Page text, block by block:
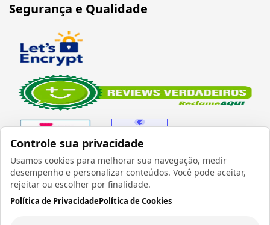
Controle sua privacidade
Usamos cookies para melhorar sua navegação, medir
desempenho e personalizar conteúdos. Você pode aceitar,
rejeitar ou escolher por finalidade.
Política de PrivacidadePolítica de Cookies
Segurança e Qualidade
Verificada por